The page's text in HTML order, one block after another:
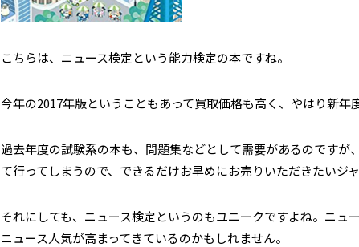
こちらは、ニュース検定という能力検定の本ですね。
今年の2017年版ということもあって買取価格も高く、やはり新年
過去年度の試験系の本も、問題集などとして需要があるのです
て行ってしまうので、できるだけお早めにお売りいただきたいジ
それにしても、ニュース検定というのもユニークですよね。ニュ
ニュース人気が高まってきているのかもしれません。